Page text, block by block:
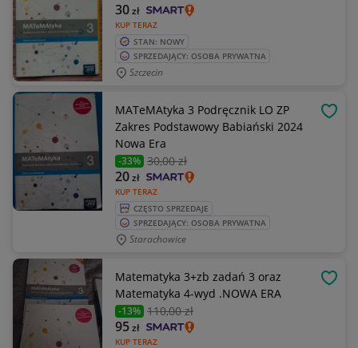
KUP TERAZ
30zł
STAN: NOWY
SPRZEDAJĄCY: OSOBA PRYWATNA
Szczecin
MATeMAtyka 3 Podręcznik LO ZP
Zakres Podstawowy Babiański 2024
Nowa Era
-33% 30,00 zł
KUP TERAZ
20zł
CZĘSTO SPRZEDAJE
SPRZEDAJĄCY: OSOBA PRYWATNA
Starachowice
Matematyka 3+zb zadań 3 oraz
Matematyka 4-wyd .NOWA ERA
-13% 110,00 zł
KUP TERAZ
95zł